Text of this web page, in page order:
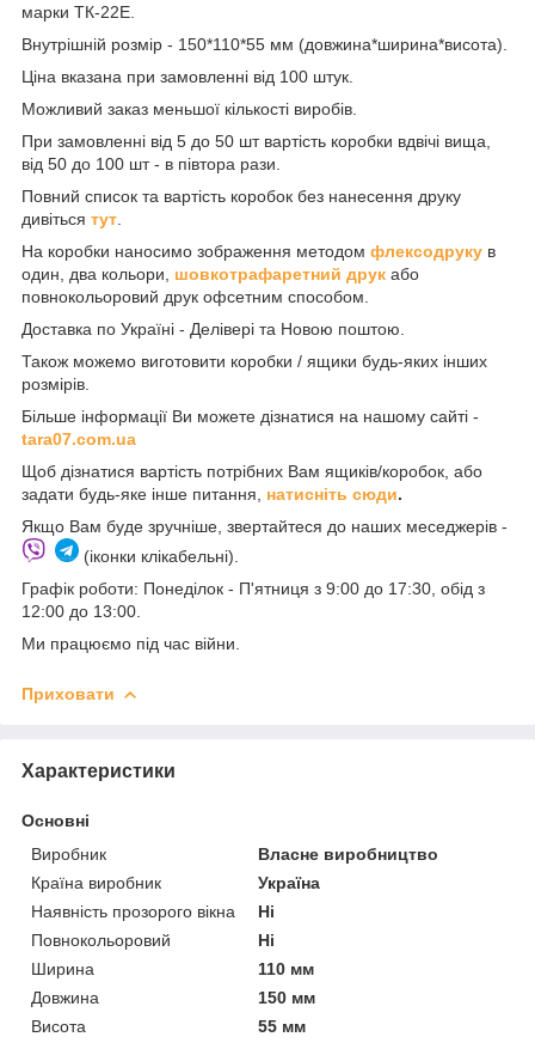
марки ТК-22Е.
Внутрішній розмір - 150*110*55 мм (довжина*ширина*висота).
Ціна вказана при замовленні від 100 штук.
Можливий заказ меньшої кількості виробів.
При замовленні від 5 до 50 шт вартість коробки вдвічі вища,
від 50 до 100 шт - в півтора рази.
Повний список та вартість коробок без нанесення друку
дивіться тут
На коробки наносимо зображення методом флексодруку в
один, два кольори, шовкотрафаретний друк або
повнокольоровий друк офсетним способом.
Доставка по Україні - Делівері та Новою поштою.
Також можемо виготовити коробки / ящики будь-яких інших
розмірів.
Більше інформації Ви можете дізнатися на нашому сайті -
tara07.com.ua
Щоб дізнатися вартість потрібних Вам ящиків/коробок, або
задати будь-яке інше питання, натисніть сюди.
Якщо Вам буде зручніше, звертайтеся до наших меседжерів -
(іконки клікабельні).
Графік роботи: Понеділок - П'ятниця з 9:00 до 17:30, обід з
12:00 до 13:00.
Ми працюємо під час війни.
Приховати
Характеристики
Основні
Виробник
Власне виробництво
Країна виробник
Україна
Наявність прозорого вікна
Ні
Повнокольоровий
Ні
Ширина
110 мм
Довжина
150 мм
Висота
55 мм